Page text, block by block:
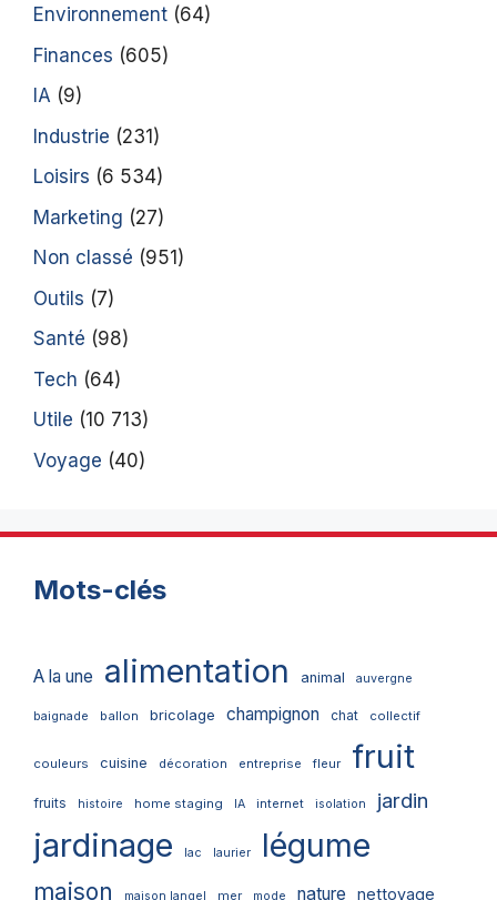
Environnement (64)
Finances (605)
IA (9)
Industrie (231)
Loisirs (6 534)
Marketing (27)
Non classé (951)
Outils (7)
Santé (98)
Tech (64)
Utile (10 713)
Voyage (40)
Mots-clés
A la une alimentation animal auvergne
baignade ballon bricolage champignon chat collectif
couleurs cuisine décoration entreprise fleur fruit
fruits histoire home staging IA internet isolation jardin
jardinage lac laurier légume
maison maison langel mer mode nature nettoyage